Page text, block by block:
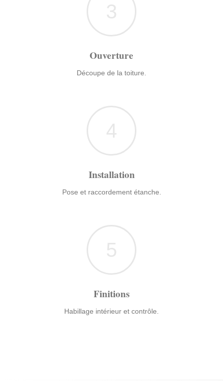
3
Ouverture
Découpe de la toiture.
4
Installation
Pose et raccordement étanche.
5
Finitions
Habillage intérieur et contrôle.